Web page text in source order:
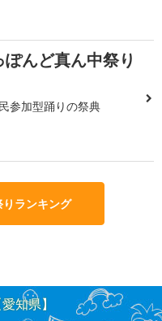
んど真ん中祭り
参加型踊りの祭典
ランキング
知県】